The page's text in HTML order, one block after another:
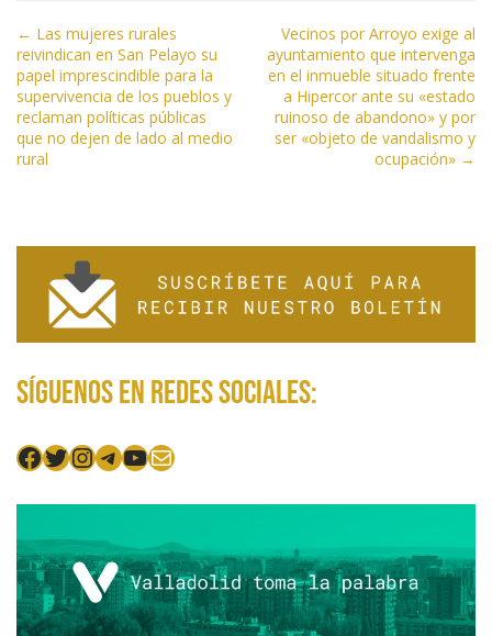
k p r
N
a
v
e
g
e
e
n
r
a
s
← Las mujeres rurales
reivindican en San Pelayo su
papel imprescindible para la
supervivencia de los pueblos y
reclaman políticas públicas
que no dejen de lado al medio
rural
Vecinos por Arroyo exige al
ayuntamiento que intervenga
en el inmueble situado frente
a Hipercor ante su «estado
ruinoso de abandono» y por
ser «objeto de vandalismo y
ocupación» →
Síguenos en redes sociales:
Facebook
Twitter
Instagram
Telegram
YouTube
Mail